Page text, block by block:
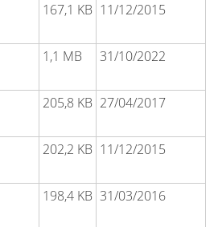
167,1 KB 11/12/2015
1,1 MB 31/10/2022
205,8 KB 27/04/2017
202,2 KB 11/12/2015
198,4 KB 31/03/2016